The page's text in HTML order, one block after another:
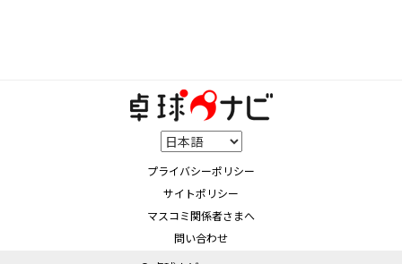
プライバシーポリシー
サイトポリシー
マスコミ関係者さまへ
問い合わせ